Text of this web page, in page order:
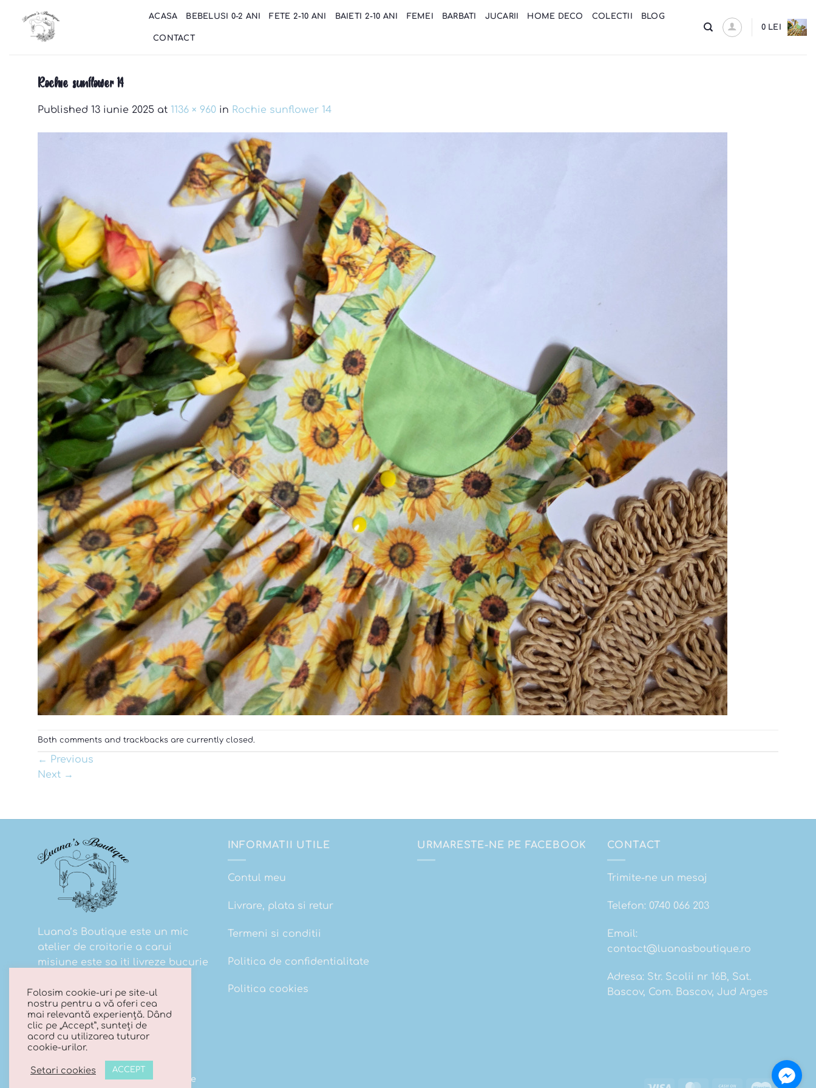
content
ACASA BEBELUSI 0-2 ANI FETE 2-10 ANI BAIETI 2-10 ANI FEMEI BARBATI JUCARII HOME DECO COLECTII BLOG
CONTACT
0 LEI
Rochie sunflower 14
Published 13 iunie 2025 at 1136 × 960 in Rochie sunflower 14
Both comments and trackbacks are currently closed.
← Previous
Next →
Luana’s Boutique este un mic
atelier de croitorie a carui
misiune este sa iti livreze bucurie
INFORMATII UTILE
Contul meu
Livrare, plata si retur
Termeni si conditii
Politica de confidentialitate
Politica cookies
URMARESTE-NE PE FACEBOOK CONTACT
Trimite-ne un mesaj
Telefon: 0740 066 203
Email:
contact@luanasboutique.ro
Adresa: Str. Scolii nr 16B, Sat.
Bascov, Com. Bascov, Jud Arges
Copyright 2026 ©Luana's Boutique
Folosim cookie-uri pe site-ul
nostru pentru a vă oferi cea
mai relevantă experiență. Dând
clic pe „Accept”, sunteți de
acord cu utilizarea tuturor
cookie-urilor.
Setari cookies ACCEPT